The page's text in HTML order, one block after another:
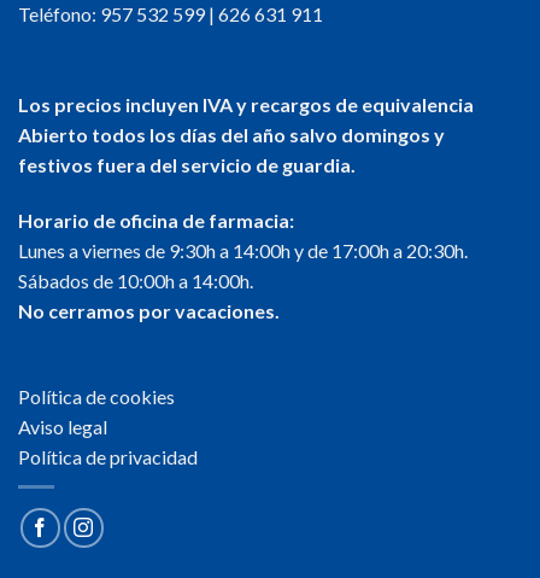
Teléfono: 957 532 599| 626 631 911
Los precios incluyen IVA y recargos de equivalencia
Abierto todos los días del año salvo domingos y
festivos fuera del servicio de guardia.
Horario de oficina de farmacia:
Lunes a viernes de 9:30h a 14:00h y de 17:00h a 20:30h.
Sábados de 10:00h a 14:00h.
No cerramos por vacaciones.
Política de cookies
Aviso legal
Política de privacidad